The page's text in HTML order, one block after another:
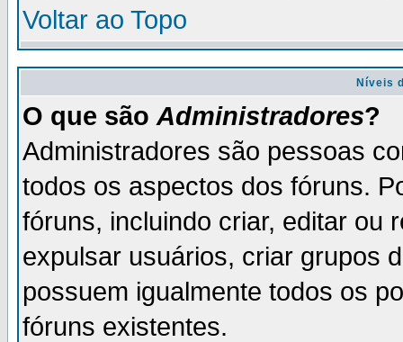
Voltar ao Topo
Níveis
O que são Administradores?
Administradores são pessoas
todos os aspectos dos fóruns.
fóruns, incluindo criar, editar ou
expulsar usuários, criar grupos
possuem igualmente todos os
fóruns existentes.